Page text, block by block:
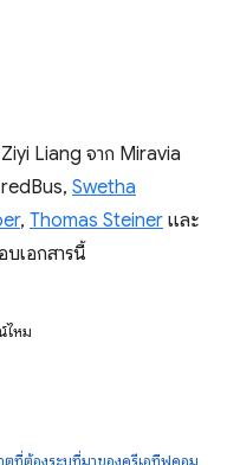
Liang จาก Miravia
Swetha
, Thomas Steiner และ
เอกสารนี้
ไหม
ที่ต้องระบุที่มาของครีเอทีฟคอม